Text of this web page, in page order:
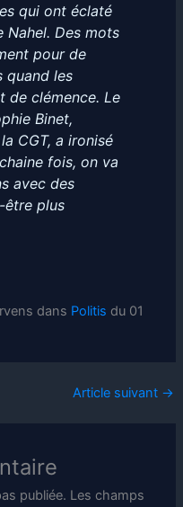
qui ont éclaté
Des mots
pour de
quand les
de clémence. Le
Binet,
CGT, a ironisé
fois, on va
avec des
être plus
dans Politis du 01
Article suivant →
publiée. Les champs